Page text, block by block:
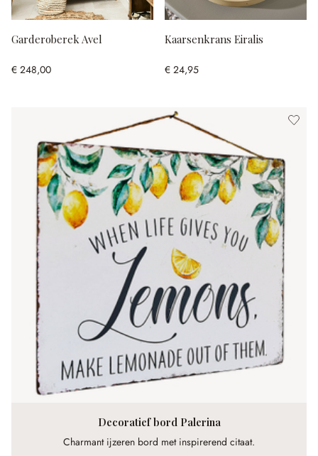
Garderoberek Avel
€ 248,00
Decoratief bord Palerina
Charmant ijzeren bord met inspirerend citaat.
Kaarsenkrans Eiralis
€ 24,95